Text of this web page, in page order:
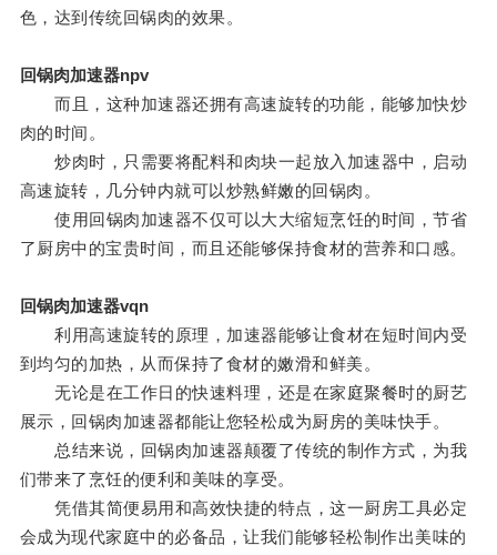
色，达到传统回锅肉的效果。
回锅肉加速器npv
而且，这种加速器还拥有高速旋转的功能，能够加快炒
肉的时间。
炒肉时，只需要将配料和肉块一起放入加速器中，启动
高速旋转，几分钟内就可以炒熟鲜嫩的回锅肉。
使用回锅肉加速器不仅可以大大缩短烹饪的时间，节省
了厨房中的宝贵时间，而且还能够保持食材的营养和口感。
回锅肉加速器vqn
利用高速旋转的原理，加速器能够让食材在短时间内受
到均匀的加热，从而保持了食材的嫩滑和鲜美。
无论是在工作日的快速料理，还是在家庭聚餐时的厨艺
展示，回锅肉加速器都能让您轻松成为厨房的美味快手。
总结来说，回锅肉加速器颠覆了传统的制作方式，为我
们带来了烹饪的便利和美味的享受。
凭借其简便易用和高效快捷的特点，这一厨房工具必定
会成为现代家庭中的必备品，让我们能够轻松制作出美味的